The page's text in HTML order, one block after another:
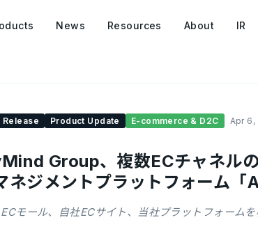
News Resources About IR
Release Product Update E-commerce & D2C Apr 6,
Group、複数ECチャネル
ネジメントプラットフォーム「
ECモール、自社ECサイト、当社プラットフォーム